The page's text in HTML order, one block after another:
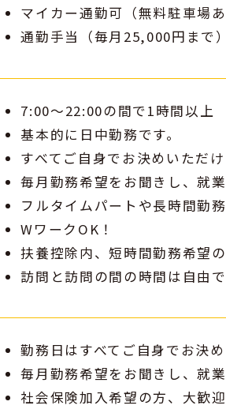
マイカー通勤可（無料駐車場あ
通勤手当（毎月25,000円まで）
7:00～22:00の間で1時間以上
基本的に日中勤務です。
すべてご自身でお決めいただけ
毎月勤務希望をお聞きし、就
フルタイムパートや長時間勤
WワークOK！
扶養控除内、短時間勤務希望
訪問と訪問の間の時間は自由
勤務日はすべてご自身でお決め
毎月勤務希望をお聞きし、就
社会保険加入希望の方、大歓迎